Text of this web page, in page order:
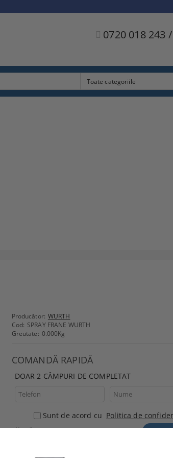
0720 018 243
Producător: WURTH
Cod: SPRAY FRANE WURTH
Greutate: 0.000Kg
COMANDĂ RAPIDĂ
DOAR 2 CÂMPURI DE COMPLETAT
Sunt de acord cu Politica de
Noi vă vom contacta pentru